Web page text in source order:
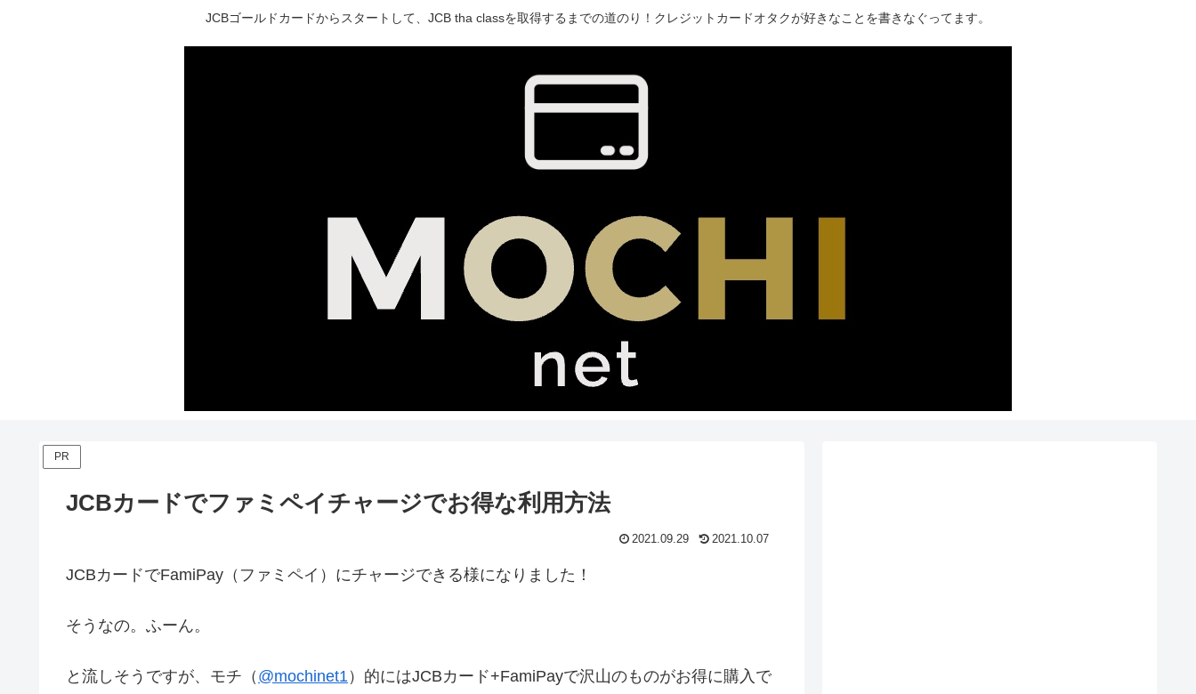
JCBゴールドカードからスタートして、JCB tha classを取得するまでの道のり！クレジットカードオタクが好きなことを書きなぐってます。
PR
JCBカードでファミペイチャージでお得な利用方法
2021.09.29 2021.10.07
JCBカードでFamiPay（ファミペイ）にチャージできる様になりました！
そうなの。ふーん。
と流しそうですが、モチ（ @mochinet1）的にはJCBカード+FamiPayで沢山のものがお得に購入で